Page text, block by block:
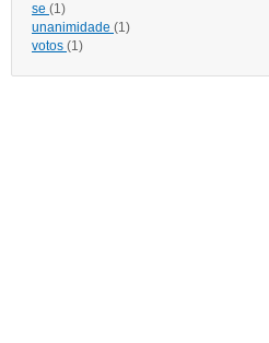
se (1)
unanimidade (1)
votos (1)